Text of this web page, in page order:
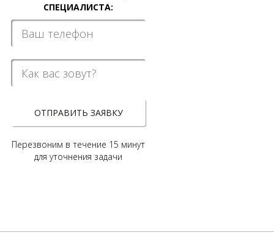
СПЕЦИАЛИСТА:
ОТПРАВИТЬ ЗАЯВКУ
Перезвоним в течение 15 минут
для уточнения задачи